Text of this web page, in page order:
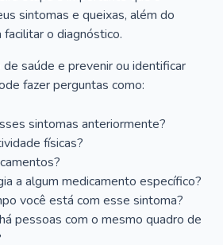
sintomas e queixas, além do
o diagnóstico.
saúde e prevenir ou identificar
fazer perguntas como:
sintomas anteriormente?
físicas?
a algum medicamento específico?
você está com esse sintoma?
pessoas com o mesmo quadro de